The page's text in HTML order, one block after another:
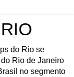
do Rio se
Rio de Janeiro
no segmento